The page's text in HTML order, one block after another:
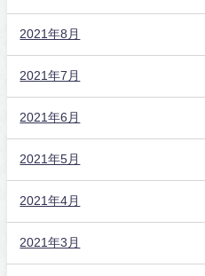
2021年8月
2021年7月
2021年6月
2021年5月
2021年4月
2021年3月